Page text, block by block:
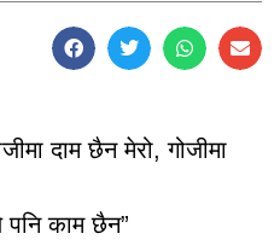
दाम छैन मेरो, गोजीमा
पनि काम छैन”